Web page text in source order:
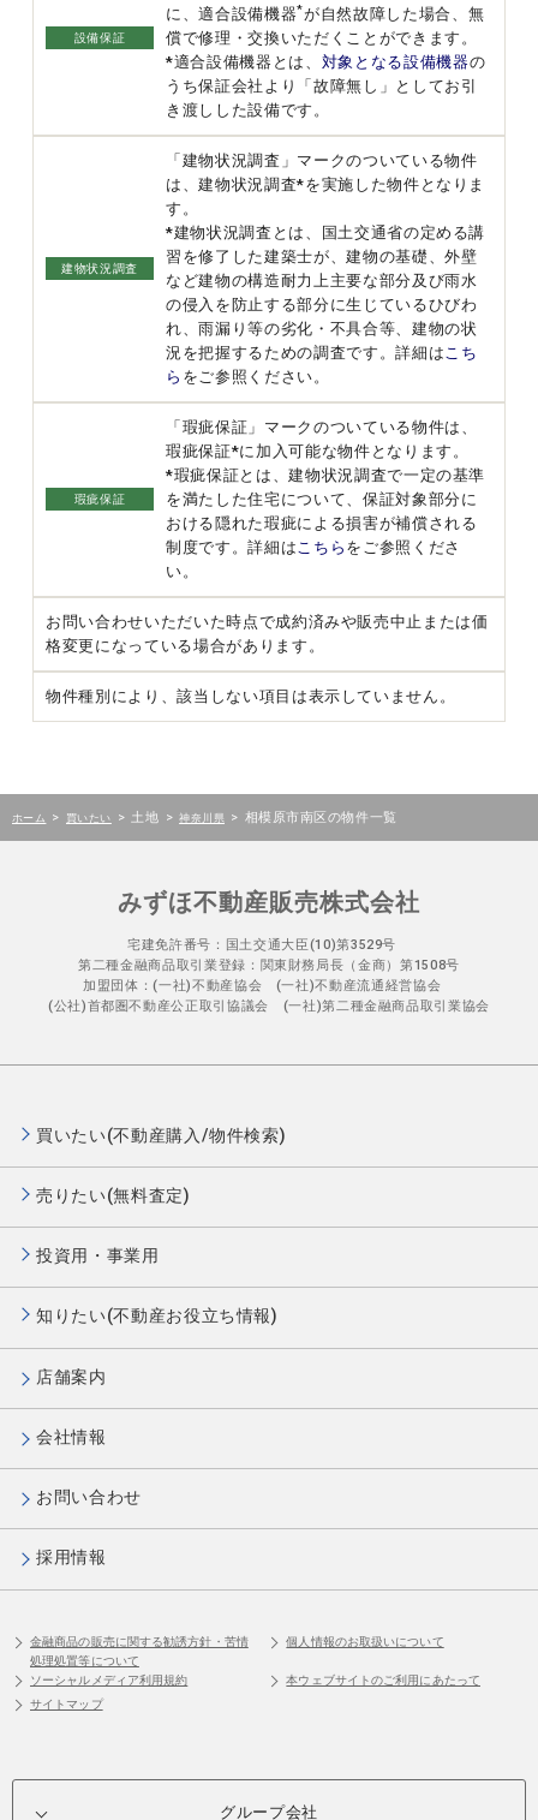
設備保証
に、適合設備機器*が自然故障した場合、無
償で修理・交換いただくことができます。
*適合設備機器とは、 対象となる設備機器の
うち保証会社より「故障無し」としてお引
き渡しした設備です。
建物状況調査
「建物状況調査」マークのついている物件
は、建物状況調査*を実施した物件となりま
す。
*建物状況調査とは、国土交通省の定める講
習を修了した建築士が、建物の基礎、外壁
など建物の構造耐力上主要な部分及び雨水
の侵入を防止する部分に生じているひびわ
れ、雨漏り等の劣化・不具合等、建物の状
況を把握するための調査です。詳細は こち
ら をご参照ください。
瑕疵保証
「瑕疵保証」マークのついている物件は、
瑕疵保証*に加入可能な物件となります。
*瑕疵保証とは、建物状況調査で一定の基準
を満たした住宅について、保証対象部分に
おける隠れた瑕疵による損害が補償される
制度です。詳細は こちら をご参照くださ
い。
お問い合わせいただいた時点で成約済みや販売中止または価
格変更になっている場合があります。
物件種別により、該当しない項目は表示していません。
ホーム > 買いたい > 土地 > 神奈川県 > 相模原市南区の物件一覧
みずほ不動産販売株式会社
宅建免許番号：国土交通大臣(10)第3529号
第二種金融商品取引業登録：関東財務局長（金商）第1508号
加盟団体：(一社)不動産協会 (一社)不動産流通経営協会
(公社)首都圏不動産公正取引協議会 (一社)第二種金融商品取引業協会
買いたい(不動産購入/物件検索)
売りたい(無料査定)
投資用・事業用
知りたい(不動産お役立ち情報)
店舗案内
会社情報
お問い合わせ
採用情報
金融商品の販売に関する勧誘方針・苦情
処理処置等について
個人情報のお取扱いについて
ソーシャルメディア利用規約
本ウェブサイトのご利用にあたって
サイトマップ
グループ会社